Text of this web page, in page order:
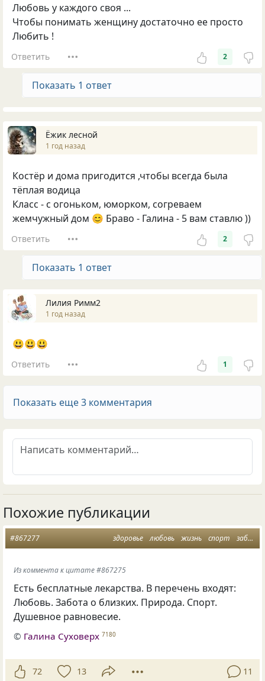
Любовь у каждого своя ...
Чтобы понимать женщину достаточно ее просто
Любить !
Ответить 2
Показать 1 ответ
Ёжик лесной
1 год назад
Костёр и дома пригодится ,чтобы всегда была
тёплая водица
Класс - с огоньком, юморком, согреваем
жемчужный дом 😊 Браво - Галина - 5 вам ставлю ))
Ответить 2
Показать 1 ответ
Лилия Римм2
1 год назад
😃😃😃
Ответить 1
Показать еще 3 комментария
Похожие публикации
здоровье любовь жизнь спорт забота
#867277
Из коммента к цитате #867275
Есть бесплатные лекарства. В перечень входят:
Любовь. Забота о близких. Природа. Спорт.
Душевное равновесие.
© Галина Суховерх 7180
72 13 11